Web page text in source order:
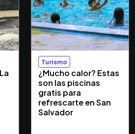
Turismo
¿Mucho calor? Estas
son las piscinas
gratis para
refrescarte en San
Salvador